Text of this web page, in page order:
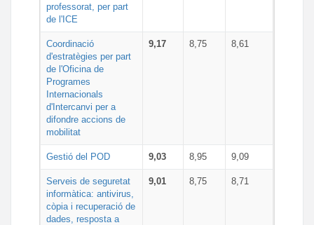
professorat, per part
de l'ICE
Coordinació
d'estratègies per part
de l'Oficina de
Programes
Internacionals
d'Intercanvi per a
difondre accions de
mobilitat
9,17 8,75 8,61
Gestió del POD 9,03 8,95 9,09
Serveis de seguretat
informàtica: antivirus,
còpia i recuperació de
dades, resposta a
9,01 8,75 8,71